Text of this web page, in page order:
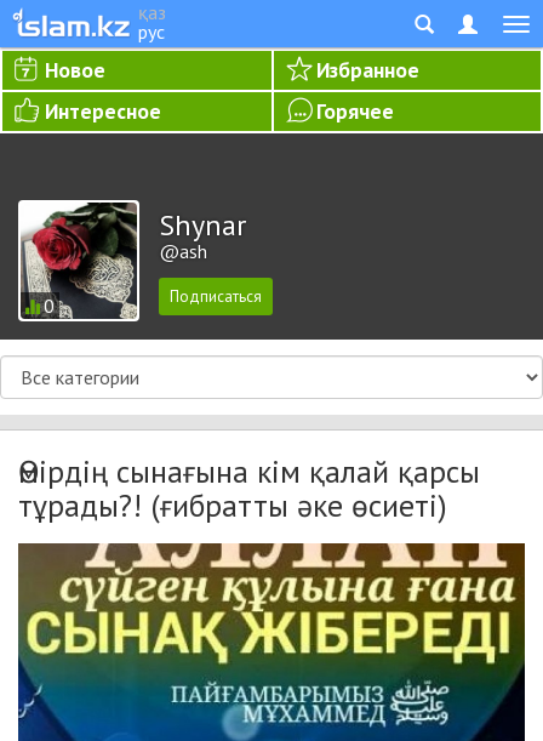
қаз
рус
Новое
Избранное
Интересное
Горячее
0
Shynar
@ash
Өмірдің сынағына кім қалай қарсы
тұрады?! (ғибратты әке өсиеті)